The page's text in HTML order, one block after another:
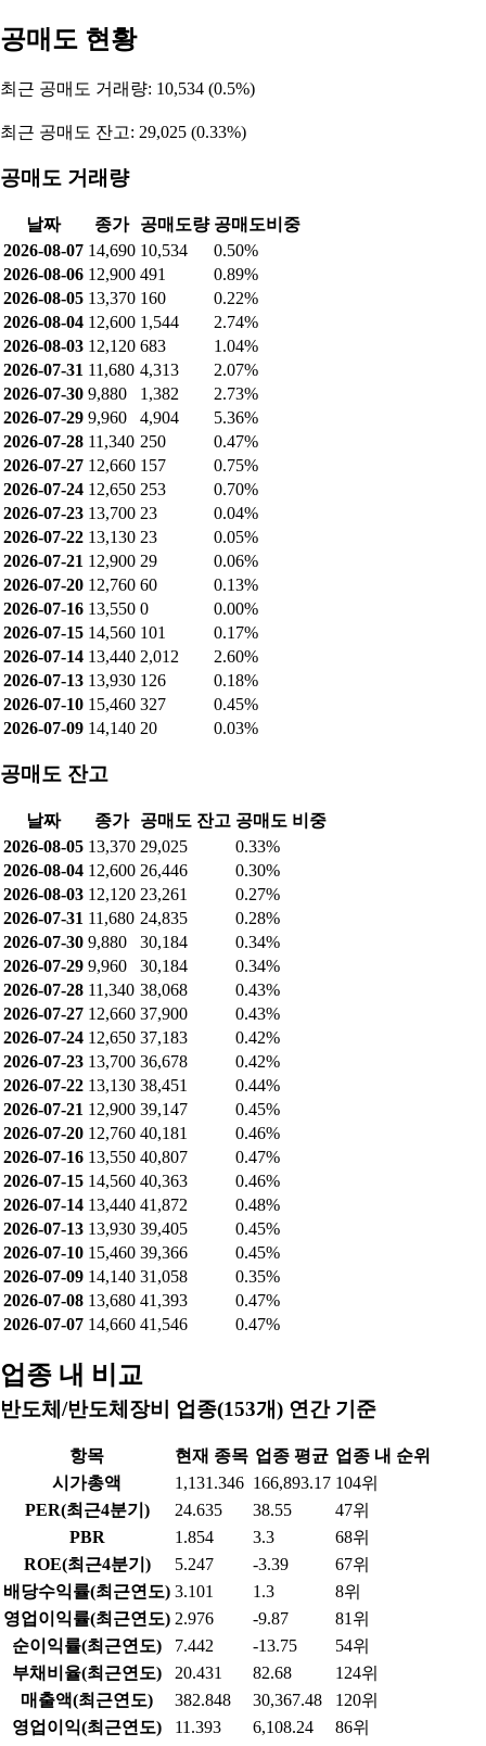
공매도 현황
최근 공매도 거래량: 10,534 (0.5%)
최근 공매도 잔고: 29,025 (0.33%)
공매도 거래량
날짜 종가 공매도량 공매도비중
2026-08-07 14,690 10,534
0.50%
2026-08-06 12,900 491
0.89%
2026-08-05 13,370 160
0.22%
2026-08-04 12,600 1,544
2.74%
2026-08-03 12,120 683
1.04%
2026-07-31 11,680 4,313
2.07%
2026-07-30 9,880 1,382
2.73%
2026-07-29 9,960 4,904
5.36%
2026-07-28 11,340 250
0.47%
2026-07-27 12,660 157
0.75%
2026-07-24 12,650 253
0.70%
2026-07-23 13,700 23
0.04%
2026-07-22 13,130 23
0.05%
2026-07-21 12,900 29
0.06%
2026-07-20 12,760 60
0.13%
2026-07-16 13,550 0
0.00%
2026-07-15 14,560 101
0.17%
2026-07-14 13,440 2,012
2.60%
2026-07-13 13,930 126
0.18%
2026-07-10 15,460 327
0.45%
2026-07-09 14,140 20 0.03%
공매도 잔고
날짜 종가 공매도 잔고 공매도 비중
2026-08-05 13,370 29,025
0.33%
2026-08-04 12,600 26,446
0.30%
2026-08-03 12,120 23,261
0.27%
2026-07-31 11,680 24,835
0.28%
2026-07-30 9,880 30,184
0.34%
2026-07-29 9,960 30,184
0.34%
2026-07-28 11,340 38,068
0.43%
2026-07-27 12,660 37,900
0.43%
2026-07-24 12,650 37,183
0.42%
2026-07-23 13,700 36,678
0.42%
2026-07-22 13,130 38,451
0.44%
2026-07-21 12,900 39,147
0.45%
2026-07-20 12,760 40,181
0.46%
2026-07-16 13,550 40,807
0.47%
2026-07-15 14,560 40,363
0.46%
2026-07-14 13,440 41,872
0.48%
2026-07-13 13,930 39,405
0.45%
2026-07-10 15,460 39,366
0.45%
2026-07-09 14,140 31,058
0.35%
2026-07-08 13,680 41,393
0.47%
2026-07-07 14,660 41,546 0.47%
업종 내 비교
반도체/반도체장비 업종(153개) 연간 기준
항목 현재 종목 업종 평균 업종 내 순위
시가총액
1,131.346 166,893.17 104위
PER(최근4분기)
24.635 38.55
47위
PBR
1.854 3.3
68위
ROE(최근4분기)
5.247 -3.39
67위
배당수익률(최근연도) 3.101 1.3
8위
영업이익률(최근연도) 2.976 -9.87
81위
순이익률(최근연도)
7.442 -13.75
54위
부채비율(최근연도)
20.431 82.68
124위
매출액(최근연도)
382.848 30,367.48
120위
영업이익(최근연도)
11.393 6,108.24
86위